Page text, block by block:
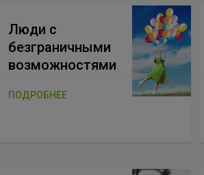
Люди с
безграничными
возможностями
ПОДРОБНЕЕ